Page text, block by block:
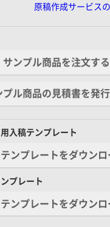
原稿作成サービス
サンプル商品を注文する
プル商品の見積書を発
入稿テンプレート
テンプレートをダウンロ
プレート
テンプレートをダウンロ